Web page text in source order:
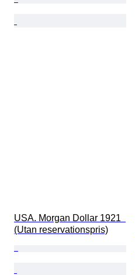
USA. Morgan Dollar 1921
(Utan reservationspris)